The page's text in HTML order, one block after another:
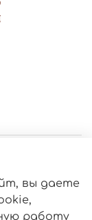
вы даете
работу
Политика